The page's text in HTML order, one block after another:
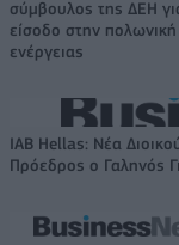
σύμβουλος της ΔΕΗ
είσοδο στην
ενέργειας
IAB Hellas: Νέα
Πρόεδρος ο Γαληνός